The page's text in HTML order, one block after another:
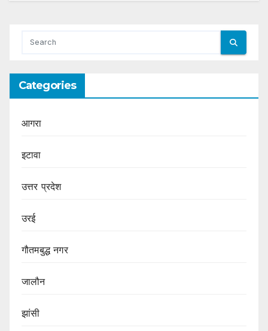
Categories
आगरा
इटावा
उत्तर प्रदेश
उरई
गौतमबुद्ध नगर
जालौन
झांसी